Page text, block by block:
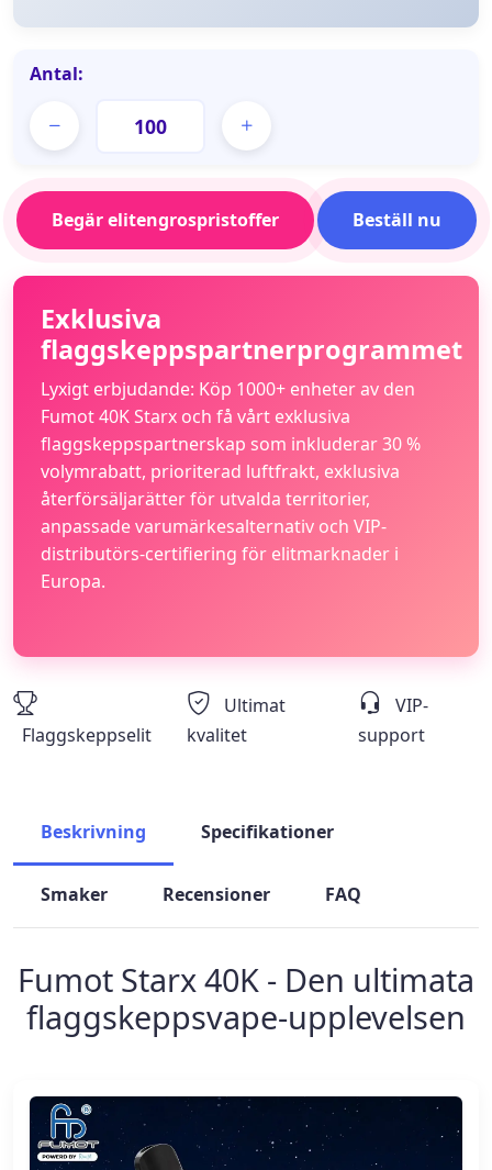
Antal:
Begär elitengrospristoffer Beställ nu
Exklusiva
flaggskeppspartnerprogrammet
Lyxigt erbjudande: Köp 1000+ enheter av den
Fumot 40K Starx och få vårt exklusiva
flaggskeppspartnerskap som inkluderar 30 %
volymrabatt, prioriterad luftfrakt, exklusiva
återförsäljarätter för utvalda territorier,
anpassade varumärkesalternativ och VIP-
distributörs-certifiering för elitmarknader i
Europa.
Flaggskeppselit
Ultimat
kvalitet
VIP-
support
Beskrivning Specifikationer
Smaker Recensioner FAQ
Fumot Starx 40K - Den ultimata
flaggskeppsvape-upplevelsen